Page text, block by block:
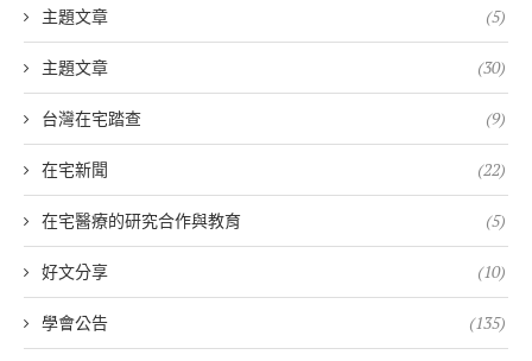
主題文章 (5)
主題文章 (30)
台灣在宅踏查 (9)
在宅新聞 (22)
在宅醫療的研究合作與教育 (5)
好文分享 (10)
學會公告 (135)